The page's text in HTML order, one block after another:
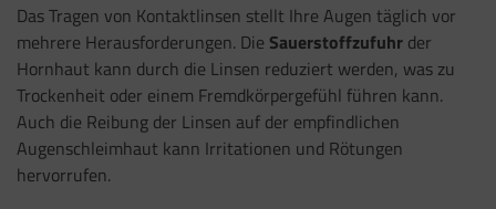
Das Tragen von Kontaktlinsen stellt Ihre Augen täglich vor
mehrere Herausforderungen. Die Sauerstoffzufuhr der
Hornhaut kann durch die Linsen reduziert werden, was zu
Trockenheit oder einem Fremdkörpergefühl führen kann.
Auch die Reibung der Linsen auf der empfindlichen
Augenschleimhaut kann Irritationen und Rötungen
hervorrufen.